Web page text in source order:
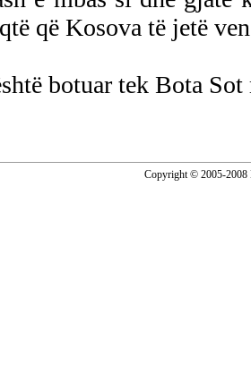
që Kosova të jetë
botuar tek Bota Sot
Copyright © 2005-